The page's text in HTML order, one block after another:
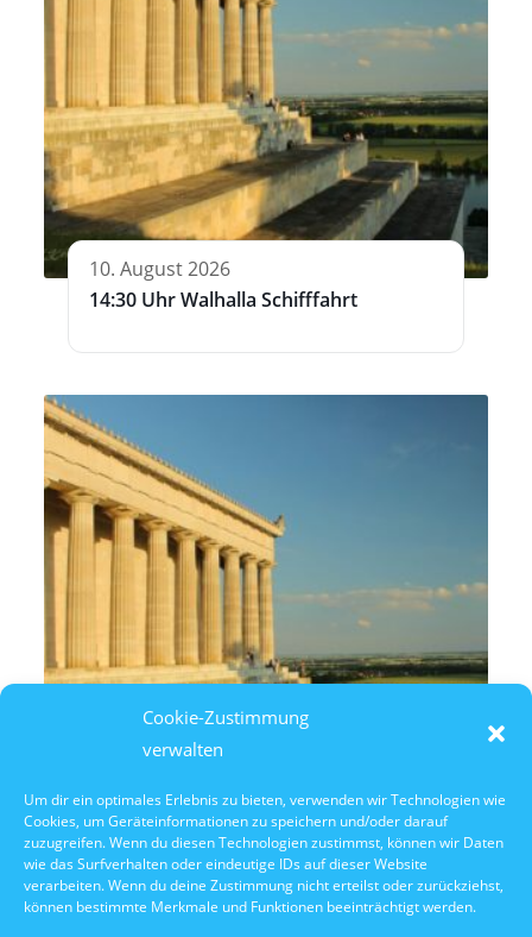
Cookie-Zustimmung
verwalten
Um dir ein optimales Erlebnis zu bieten, verwenden wir Technologien wie
Cookies, um Geräteinformationen zu speichern und/oder darauf
zuzugreifen. Wenn du diesen Technologien zustimmst, können wir Daten
wie das Surfverhalten oder eindeutige IDs auf dieser Website
verarbeiten. Wenn du deine Zustimmung nicht erteilst oder zurückziehst,
können bestimmte Merkmale und Funktionen beeinträchtigt werden.
10. August 2026
14:30 Uhr Walhalla Schifffahrt
10. Oktober 2026
10:30 Uhr Walhalla Schifffahrt